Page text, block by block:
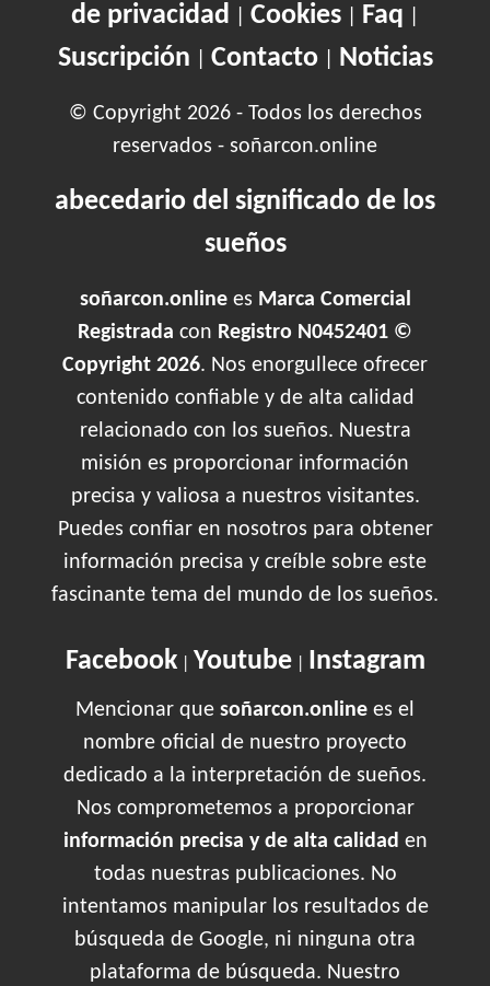
de privacidad
Cookies Faq
Suscripción Contacto| Noticias
© Copyright 2026 - Todos los derechos
reservados - soñarcon.online
abecedario del significado de los
sueños
soñarcon.onlinees Marca Comercial
Registrada con Registro N0452401 ©
Copyright 2026. Nos enorgullece ofrecer
contenido confiable y de alta calidad
relacionado con los sueños. Nuestra
misión es proporcionar información
precisa y valiosa a nuestros visitantes.
Puedes confiar en nosotros para obtener
información precisa y creíble sobre este
fascinante tema del mundo de los sueños.
Facebook| Youtube| Instagram
Mencionar que soñarcon.online es el
nombre oficial de nuestro proyecto
dedicado a la interpretación de sueños.
Nos comprometemos a proporcionar
información precisa y de alta calidad en
todas nuestras publicaciones. No
intentamos manipular los resultados de
búsqueda de Google, ni ninguna otra
plataforma de búsqueda. Nuestro